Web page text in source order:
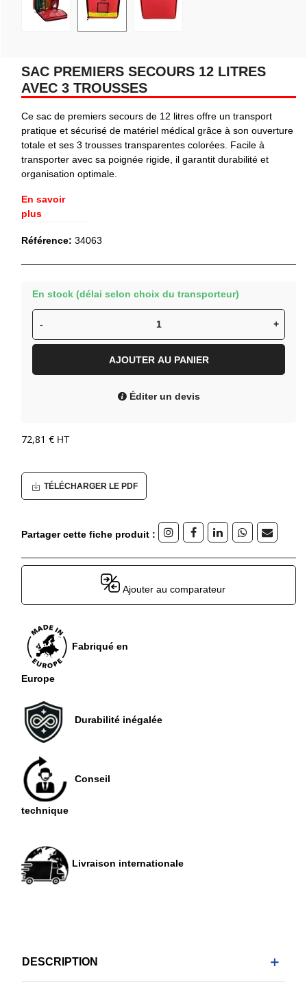
SAC PREMIERS SECOURS 12 LITRES
AVEC 3 TROUSSES
Ce sac de premiers secours de 12 litres offre un transport
pratique et sécurisé de matériel médical grâce à son ouverture
totale et ses 3 trousses transparentes colorées. Facile à
transporter avec sa poignée rigide, il garantit durabilité et
organisation optimale.
En savoir
plus
Référence: 34063
En stock (délai selon choix du transporteur)
- +
AJOUTER AU PANIER
Éditer un devis
72,81 € HT
TÉLÉCHARGER LE PDF
Partager cette fiche produit :
Ajouter au comparateur
Fabriqué en
Europe
Durabilité inégalée
Conseil
technique
Livraison internationale
DESCRIPTION